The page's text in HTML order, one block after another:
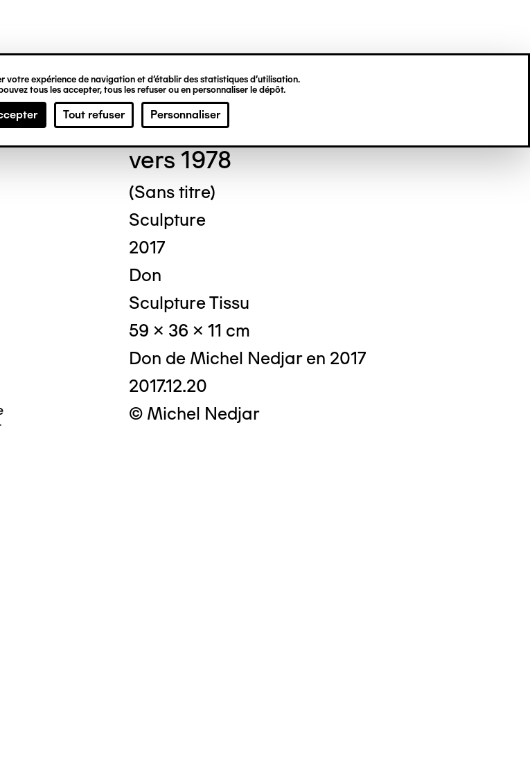
votre expérience de navigation et d’établir des statistiques d’utilisation.
tous les accepter, tous les refuser ou en personnaliser le dépôt.
Tout refuser Personnaliser
Michel NEDJAR
vers 1978
(Sans titre)
Sculpture
2017
Don
Sculpture Tissu
59 x 36 x 11 cm
Don de Michel Nedjar en 2017
2017.12.20
© Michel Nedjar